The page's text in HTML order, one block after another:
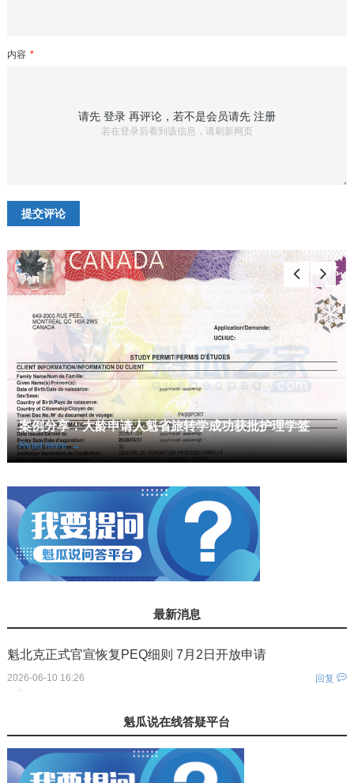
内容 *
请先 登录再评论，若不是会员请先 注册
若在登录后看到该信息，请刷新网页
案例分享：大龄申请人魁省旅转学成功获批护理学签
Read more →
最新消息
魁北克正式官宣恢复PEQ细则 7月2日开放申请
2026-06-10 16:26
回复
魁瓜说在线答疑平台